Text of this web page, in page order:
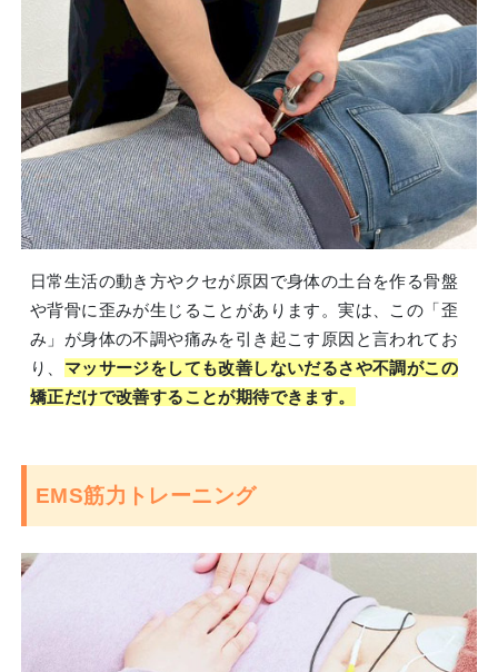
日常生活の動き方やクセが原因で身体の土台を作る骨盤
や背骨に歪みが生じることがあります。実は、この「歪
み」が身体の不調や痛みを引き起こす原因と言われてお
り、 マッサージをしても改善しないだるさや不調がこの
矯正だけで改善することが期待できます。
EMS筋力トレーニング